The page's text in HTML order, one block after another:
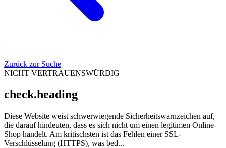
Zurück zur Suche
NICHT VERTRAUENSWÜRDIG
check.heading
Diese Website weist schwerwiegende Sicherheitswarnzeichen auf,
die darauf hindeuten, dass es sich nicht um einen legitimen Online-
Shop handelt. Am kritischsten ist das Fehlen einer SSL-
Verschlüsselung (HTTPS), was bed...